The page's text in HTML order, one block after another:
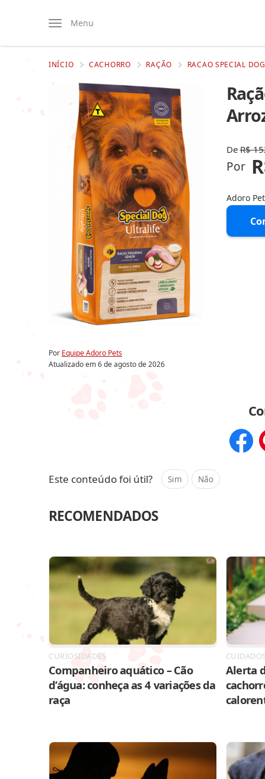
Menu
INÍCIO CACHORRO RAÇÃO RACAO SPECIAL
DeR$
Por
Adoro
Por Equipe Adoro Pets
Atualizado em6 de agosto de 2026
Este conteúdo foi útil? Sim Não
RECOMENDADOS
CURIOSIDADES
Companheiro aquático – Cão
d’água: conheça as 4 variações da
raça
CUIDADOS
Alerta